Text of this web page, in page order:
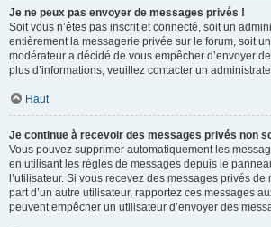
Je ne peux pas envoyer de messages privés !
Soit vous n’êtes pas inscrit et connecté, soit un
entièrement la messagerie privée sur le forum, soit
modérateur a décidé de vous empêcher d’envoyer
plus d’informations, veuillez contacter un
Haut
Je continue à recevoir des messages privés non
Vous pouvez supprimer automatiquement les
en utilisant les règles de messages depuis le
l’utilisateur. Si vous recevez des messages privés
part d’un autre utilisateur, rapportez ces messages
peuvent empêcher un utilisateur d’envoyer des